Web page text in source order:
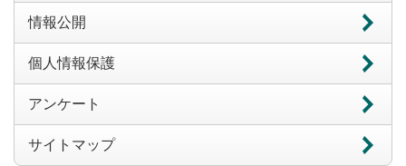
情報公開
個人情報保護
アンケート
サイトマップ